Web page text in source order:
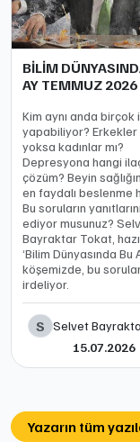
BİLİM
AY TEMMUZ 2026
Kim aynı anda birçok
yapabiliyor? Erkekler
yoksa kadınlar mı?
Depresyona hangi
çözüm? Beyin
en faydalı beslenme
Bu soruların
ediyor musunuz?
Bayraktar Tokat,
‘Bilim Dünyasında Bu
köşemizde, bu
irdeliyor.
S Selvet
15.07.2026
Yazarın tüm